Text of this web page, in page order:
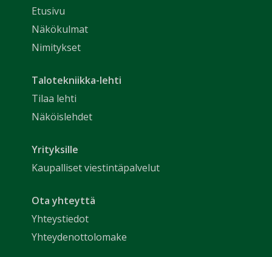
Etusivu
Näkökulmat
Nimitykset
Talotekniikka-lehti
Tilaa lehti
Näköislehdet
Yrityksille
Kaupalliset viestintäpalvelut
Ota yhteyttä
Yhteystiedot
Yhteydenottolomake